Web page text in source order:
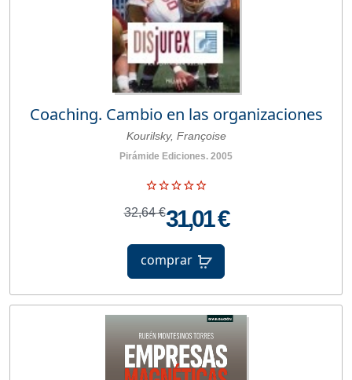
Coaching. Cambio en las organizaciones
Kourilsky, Françoise
Pirámide Ediciones. 2005
32,64 €31,01 €
comprar